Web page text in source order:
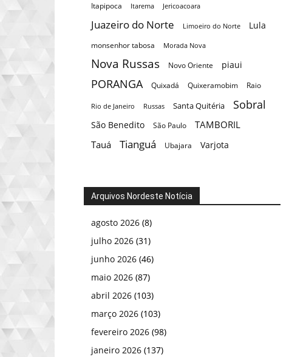
Itapipoca Itarema Jericoacoara
Juazeiro do Norte Limoeiro do Norte Lula
monsenhor tabosa Morada Nova
Nova Russas Novo Oriente piaui
PORANGA Quixadá Quixeramobim Raio
Rio de Janeiro Russas Santa Quitéria Sobral
São Benedito São Paulo
TAMBORIL
Tauá
Tianguá Ubajara Varjota
Arquivos Nordeste Notícia
agosto 2026 (8)
julho 2026 (31)
junho 2026 (46)
maio 2026 (87)
abril 2026 (103)
março 2026 (103)
fevereiro 2026 (98)
janeiro 2026 (137)